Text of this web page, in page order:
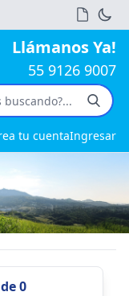
Llámanos Ya!
55 9126 9007
tu cuentaIngresar
0